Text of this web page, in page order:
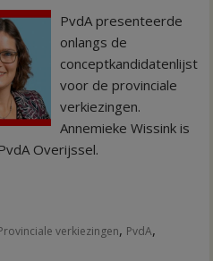
PvdA presenteerde
onlangs de
conceptkandidatenlijst
voor de provinciale
verkiezingen.
Annemieke Wissink is
Overijssel.
verkiezingen, PvdA,